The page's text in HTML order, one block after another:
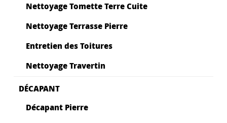
Nettoyage Tomette Terre Cuite
Nettoyage Terrasse Pierre
Entretien des Toitures
Nettoyage Travertin
DÉCAPANT
Décapant Pierre